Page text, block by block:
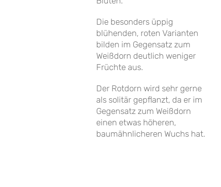
Die besonders üppig
blühenden, roten Varianten
bilden im Gegensatz zum
Weißdorn deutlich weniger
Früchte aus.
Der Rotdorn wird sehr gerne
als solitär gepflanzt, da er im
Gegensatz zum Weißdorn
einen etwas höheren,
baumähnlicheren Wuchs hat.